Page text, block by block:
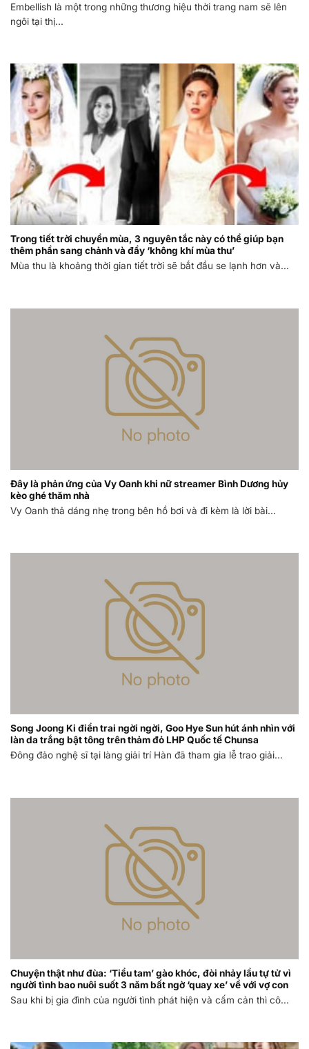
Embellish là một trong những thương hiệu thời trang nam sẽ lên
ngôi tại thị...
Trong tiết trời chuyển mùa, 3 nguyên tắc này có thể giúp bạn
thêm phần sang chảnh và đầy ‘không khí mùa thu’
Mùa thu là khoảng thời gian tiết trời sẽ bắt đầu se lạnh hơn và...
Đây là phản ứng của Vy Oanh khi nữ streamer Bình Dương hủy
kèo ghé thăm nhà
Vy Oanh thả dáng nhẹ trong bên hồ bơi và đi kèm là lời bài...
Song Joong Ki điển trai ngời ngời, Goo Hye Sun hút ánh nhìn với
làn da trắng bật tông trên thảm đỏ LHP Quốc tế Chunsa
Đông đảo nghệ sĩ tại làng giải trí Hàn đã tham gia lễ trao giải...
Chuyện thật như đùa: ‘Tiểu tam’ gào khóc, đòi nhảy lầu tự tử vì
người tình bao nuôi suốt 3 năm bất ngờ ‘quay xe’ về với vợ con
Sau khi bị gia đình của người tình phát hiện và cấm cản thì cô...